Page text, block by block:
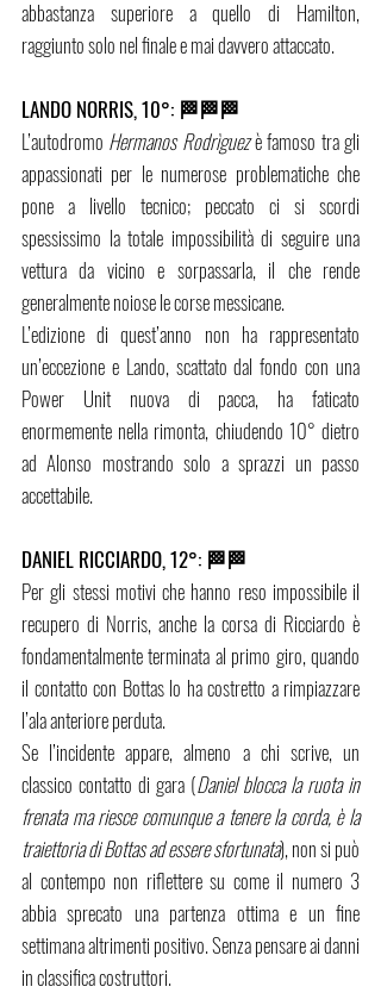
abbastanza superiore a quello di Hamilton,
raggiunto solo nel finale e mai davvero attaccato.
LANDO NORRIS, 10°: 🏁🏁🏁
L’autodromo Hermanos Rodrìguez è famoso tra gli
appassionati per le numerose problematiche che
pone a livello tecnico; peccato ci si scordi
spessissimo la totale impossibilità di seguire una
vettura da vicino e sorpassarla, il che rende
generalmente noiose le corse messicane.
L’edizione di quest’anno non ha rappresentato
un’eccezione e Lando, scattato dal fondo con una
Power Unit nuova di pacca, ha faticato
enormemente nella rimonta, chiudendo 10° dietro
ad Alonso mostrando solo a sprazzi un passo
accettabile.
DANIEL RICCIARDO, 12°: 🏁🏁
Per gli stessi motivi che hanno reso impossibile il
recupero di Norris, anche la corsa di Ricciardo è
fondamentalmente terminata al primo giro, quando
il contatto con Bottas lo ha costretto a rimpiazzare
l’ala anteriore perduta.
Se l’incidente appare, almeno a chi scrive, un
classico contatto di gara (Daniel blocca la ruota in
frenata ma riesce comunque a tenere la corda, è la
traiettoria di Bottas ad essere sfortunata), non si può
al contempo non riflettere su come il numero 3
abbia sprecato una partenza ottima e un fine
settimana altrimenti positivo. Senza pensare ai danni
in classifica costruttori.